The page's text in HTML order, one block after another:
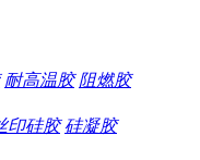
耐高温胶 阻燃胶
印硅胶 硅凝胶